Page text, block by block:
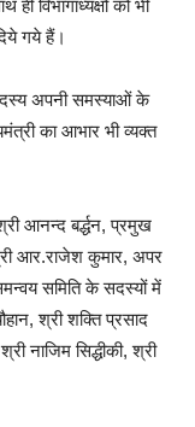
विभागाध्यक्षों को भी
गये हैं।
अपनी समस्याओं के
का आभार भी व्यक्त
आनन्द बर्द्धन, प्रमुख
आर.राजेश कुमार, अपर
समिति के सदस्यों में
श्री शक्ति प्रसाद
नाजिम सिद्धीकी, श्री